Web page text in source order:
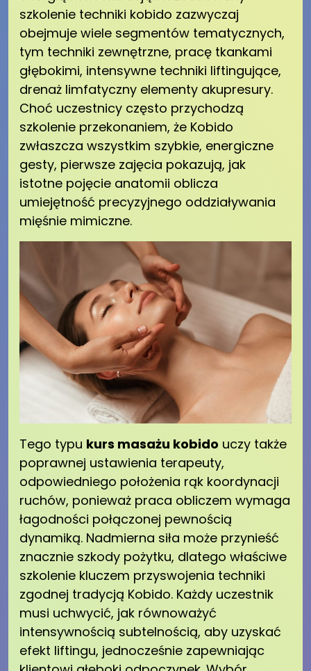
szkolenie techniki kobido zazwyczaj
obejmuje wiele segmentów tematycznych,
tym techniki zewnętrzne, pracę tkankami
głębokimi, intensywne techniki liftingujące,
drenaż limfatyczny elementy akupresury.
Choć uczestnicy często przychodzą
szkolenie przekonaniem, że Kobido
zwłaszcza wszystkim szybkie, energiczne
gesty, pierwsze zajęcia pokazują, jak
istotne pojęcie anatomii oblicza
umiejętność precyzyjnego oddziaływania
mięśnie mimiczne.
Tego typu kurs masażu kobido uczy także
poprawnej ustawienia terapeuty,
odpowiedniego położenia rąk koordynacji
ruchów, ponieważ praca obliczem wymaga
łagodności połączonej pewnością
dynamiką. Nadmierna siła może przynieść
znacznie szkody pożytku, dlatego właściwe
szkolenie kluczem przyswojenia techniki
zgodnej tradycją Kobido. Każdy uczestnik
musi uchwycić, jak równoważyć
intensywnością subtelnością, aby uzyskać
efekt liftingu, jednocześnie zapewniając